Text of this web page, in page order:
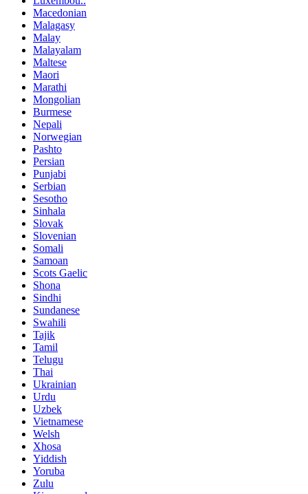
Macedonian
Malagasy
Malay
Malayalam
Maltese
Maori
Marathi
Mongolian
Burmese
Nepali
Norwegian
Pashto
Persian
Punjabi
Serbian
Sesotho
Sinhala
Slovak
Slovenian
Somali
Samoan
Scots Gaelic
Shona
Sindhi
Sundanese
Swahili
Tajik
Tamil
Telugu
Thai
Ukrainian
Urdu
Uzbek
Vietnamese
Welsh
Xhosa
Yiddish
Yoruba
Zulu